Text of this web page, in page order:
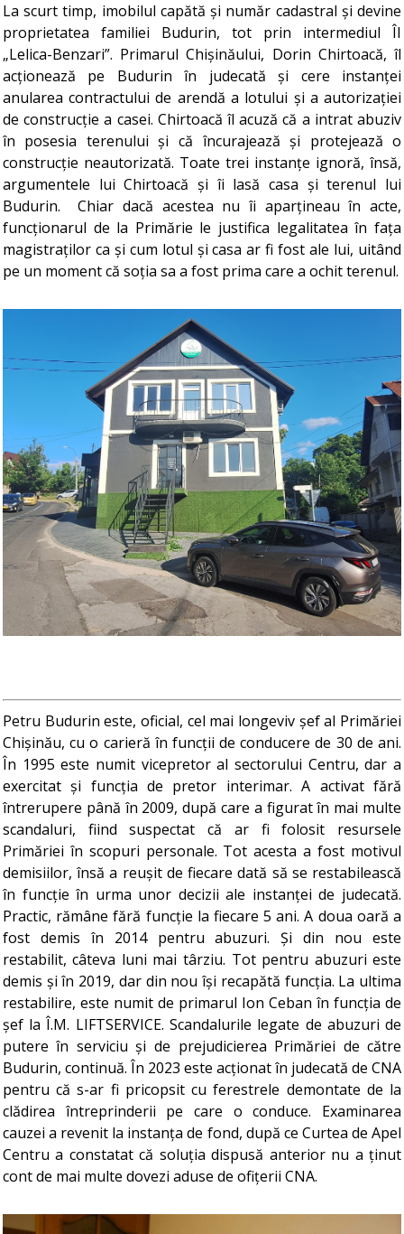
La scurt timp, imobilul capătă și număr cadastral și devine
proprietatea familiei Budurin, tot prin intermediul ÎI
„Lelica-Benzari”. Primarul Chișinăului, Dorin Chirtoacă, îl
acționează pe Budurin în judecată și cere instanței
anularea contractului de arendă a lotului și a autorizației
de construcție a casei. Chirtoacă îl acuză că a intrat abuziv
în posesia terenului și că încurajează și protejează o
construcție neautorizată. Toate trei instanțe ignoră, însă,
argumentele lui Chirtoacă și îi lasă casa și terenul lui
Budurin. Chiar dacă acestea nu îi aparțineau în acte,
funcționarul de la Primărie le justifica legalitatea în fața
magistraților ca și cum lotul și casa ar fi fost ale lui, uitând
pe un moment că soția sa a fost prima care a ochit terenul.
Petru Budurin este, oficial, cel mai longeviv șef al Primăriei
Chișinău, cu o carieră în funcții de conducere de 30 de ani.
În 1995 este numit vicepretor al sectorului Centru, dar a
exercitat și funcția de pretor interimar. A activat fără
întrerupere până în 2009, după care a figurat în mai multe
scandaluri, fiind suspectat că ar fi folosit resursele
Primăriei în scopuri personale. Tot acesta a fost motivul
demisiilor, însă a reușit de fiecare dată să se restabilească
în funcție în urma unor decizii ale instanței de judecată.
Practic, rămâne fără funcție la fiecare 5 ani. A doua oară a
fost demis în 2014 pentru abuzuri. Și din nou este
restabilit, câteva luni mai târziu. Tot pentru abuzuri este
demis și în 2019, dar din nou își recapătă funcția. La ultima
restabilire, este numit de primarul Ion Ceban în funcția de
șef la Î.M. LIFTSERVICE. Scandalurile legate de abuzuri de
putere în serviciu și de prejudicierea Primăriei de către
Budurin, continuă. În 2023 este acționat în judecată de CNA
pentru că s-ar fi pricopsit cu ferestrele demontate de la
clădirea întreprinderii pe care o conduce. Examinarea
cauzei a revenit la instanța de fond, după ce Curtea de Apel
Centru a constatat că soluția dispusă anterior nu a ținut
cont de mai multe dovezi aduse de ofițerii CNA.